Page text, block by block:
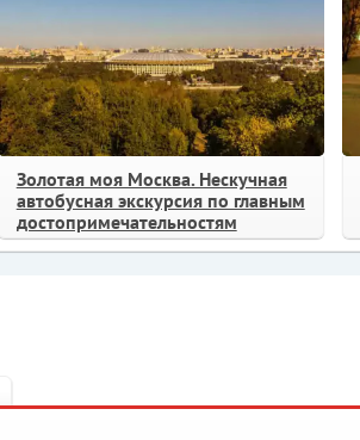
Золотая моя Москва. Нескучная
автобусная экскурсия по главным
достопримечательностям